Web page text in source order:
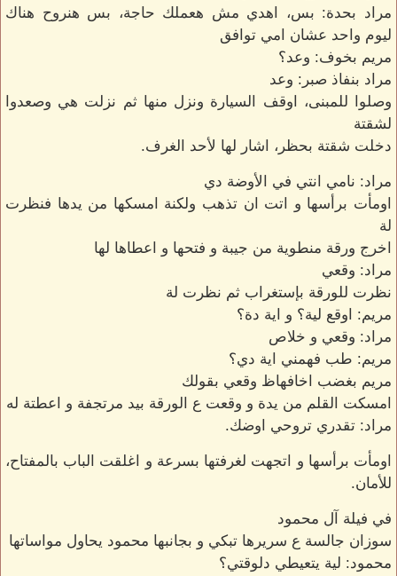
مراد بحدة: بس، اهدي مش هعملك حاجة، بس هنروح هناك
ليوم واحد عشان امي توافق
مريم بخوف: وعد؟
مراد بنفاذ صبر: وعد
وصلوا للمبنى، اوقف السيارة ونزل منها ثم نزلت هي وصعدوا
لشقتة
دخلت شقتة بحظر، اشار لها لأحد الغرف.
مراد: نامي انتي في الأوضة دي
اومأت برأسها و اتت ان تذهب ولكنة امسكها من يدها فنظرت
لة
اخرج ورقة منطوية من جيبة و فتحها و اعطاها لها
مراد: وقعي
نظرت للورقة بإستغراب ثم نظرت لة
مريم: اوقع لية؟ و اية دة؟
مراد: وقعي و خلاص
مريم: طب فهمني اية دي؟
مريم بغضب اخافهاظ وقعي بقولك
امسكت القلم من يدة و وقعت ع الورقة بيد مرتجفة و اعطتة له
مراد: تقدري تروحي اوضك.
اومأت برأسها و اتجهت لغرفتها بسرعة و اغلقت الباب بالمفتاح،
للأمان.
في فيلة آل محمود
سوزان جالسة ع سريرها تبكي و بجانبها محمود يحاول مواساتها
محمود: لية يتعيطي دلوقتي؟